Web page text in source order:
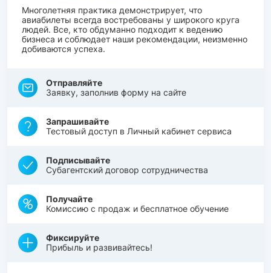
Многолетняя практика демонстрирует, что
авиабилеты всегда востребованы у широкого круга
людей. Все, кто обдуманно подходит к ведению
бизнеса и соблюдает наши рекомендации, неизменно
добиваются успеха.
Отправляйте
Заявку, заполнив форму на сайте
Запрашивайте
Тестовый доступ в Личный кабинет сервиса
Подписывайте
Субагентский договор сотрудничества
Получайте
Комиссию с продаж и бесплатное обучение
Фиксируйте
Прибыль и развивайтесь!